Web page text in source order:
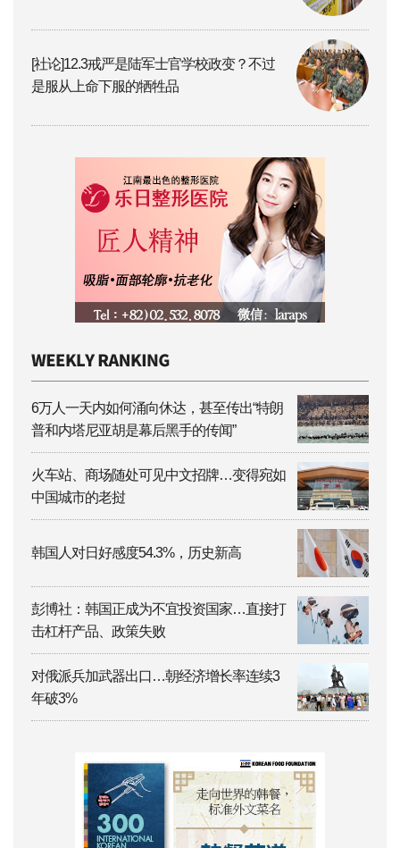
[社论]12.3戒严是陆军士官学校政变？不过
是服从上命下服的牺牲品
6万人一天内如何涌向休达，甚至传出“特朗
普和内塔尼亚胡是幕后黑手的传闻”
火车站、商场随处可见中文招牌…变得宛如
中国城市的老挝
韩国人对日好感度54.3%，历史新高
彭博社：韩国正成为不宜投资国家…直接打
击杠杆产品、政策失败
对俄派兵加武器出口…朝经济增长率连续3
年破3%